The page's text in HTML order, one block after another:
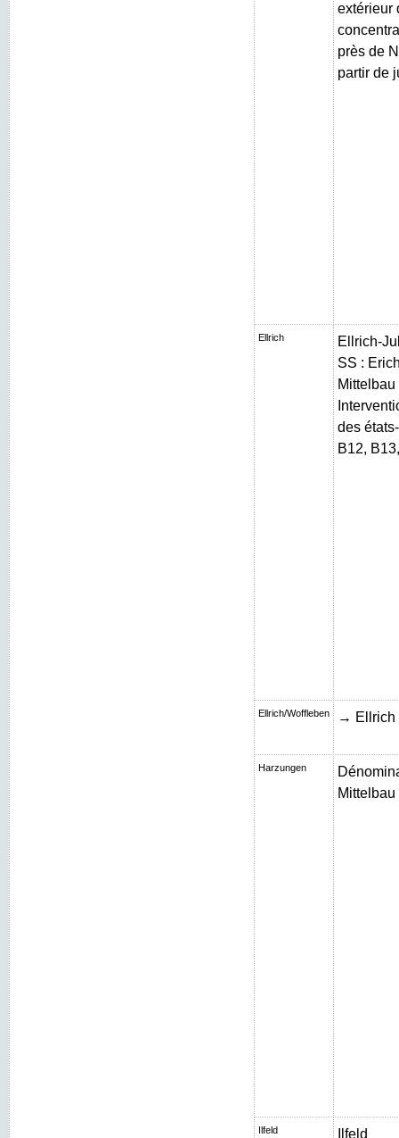
extérieur
près de
partir de
Ellrich
Ellrich-
SS :
Mittelbau
des
B12,
Ellrich/Woffleben → Ellrich
Harzungen
Mittelbau
Ilfeld Ilfeld